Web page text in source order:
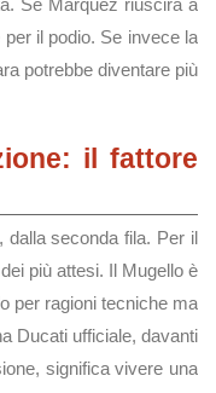
Se Marquez riuscirà a
il podio. Se invece la
potrebbe diventare più
il fattore
seconda fila. Per il
più attesi. Il Mugello è
per ragioni tecniche ma
Ducati ufficiale, davanti
significa vivere una